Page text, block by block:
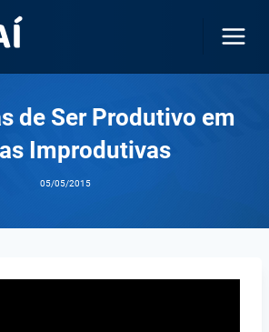
de Ser Produtivo em
Improdutivas
05/05/2015